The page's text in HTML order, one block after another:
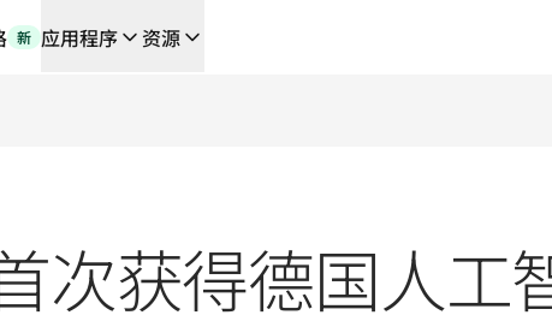
的新型人工智能驱动工作流
队，提供端到端自动化翻译工作流的本地化解决方案
DeepL Voice API
新 应用程序 资源
次获得德国人工